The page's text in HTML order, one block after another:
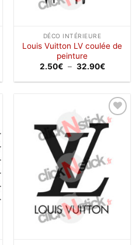
DÉCO INTÉRIEURE
Louis Vuitton LV coulée de
peinture
2.50€ – 32.90€Plage
prix :
32.90€
Ajouter